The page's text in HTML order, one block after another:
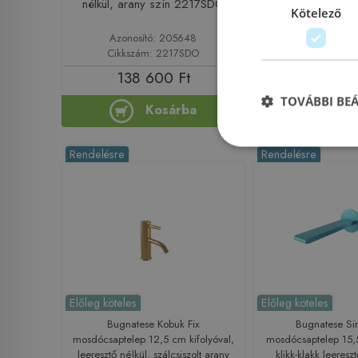
nélkül, arany szín 2217SDO
Azonosító: 205648
Cikkszám: 2217SDO
138 600 Ft
Kosárba
arany szín
Azonosító:
Cikkszám:
Rendelésre
Előleg köteles
Bugnatese Kobuk Fix
mosdócsaptelep 12,5 cm kifolyóval,
leeresztő nélkül, szálcsiszolt arany
Rendelésre
Előleg köteles
Bugnatese
mosdócsaptelep
klikk-klakk
Kötelező
TOVÁBBI